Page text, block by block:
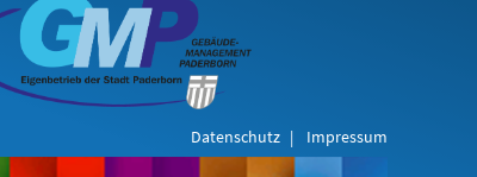
Datenschutz Impressum